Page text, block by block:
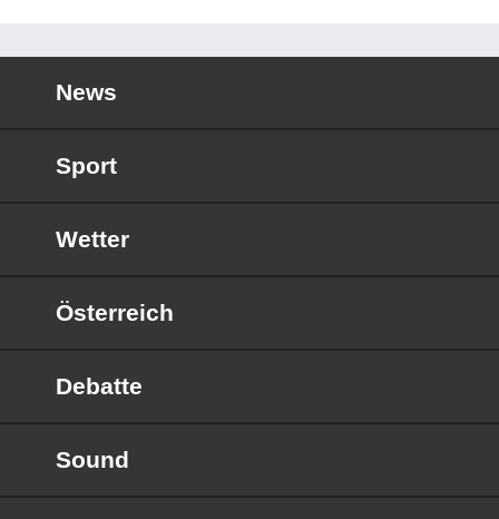
News
Sport
Wetter
Österreich
Debatte
Sound